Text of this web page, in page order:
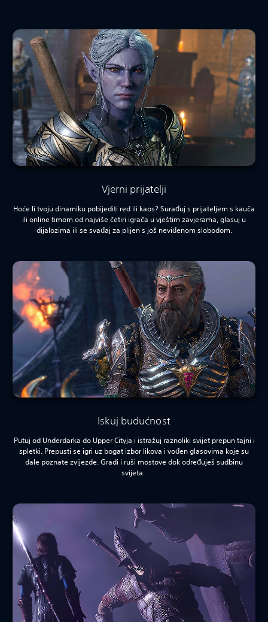
Vjerni prijatelji
Hoće li tvoju dinamiku pobijediti red ili kaos? Surađuj s prijateljem s kauča
ili online timom od najviše četiri igrača u vještim zavjerama, glasuj u
dijalozima ili se svađaj za plijen s još neviđenom slobodom.
Iskuj budućnost
Putuj od Underdarka do Upper Cityja i istražuj raznoliki svijet prepun tajni i
spletki. Prepusti se igri uz bogat izbor likova i vođen glasovima koje su
dale poznate zvijezde. Gradi i ruši mostove dok određuješ sudbinu
svijeta.